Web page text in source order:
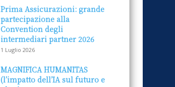
Prima Assicurazioni: grande
partecipazione alla
Convention degli
intermediari partner 2026
1 Luglio 2026
MAGNIFICA HUMANITAS
(l’impatto dell’IA sul futuro e